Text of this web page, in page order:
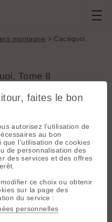
montagne > Cacéquoi,
Tome 8
401...453 Suivante
Chercher Archives
2025 20:19
(qui n'est pas un des lacs
faites le bon
autorisez l'utilisation de
au bon
l'utilisation de cookies
de personnalisation des
des services et des offres
ce choix ou obtenir
sur la page des
du service :
personnelles